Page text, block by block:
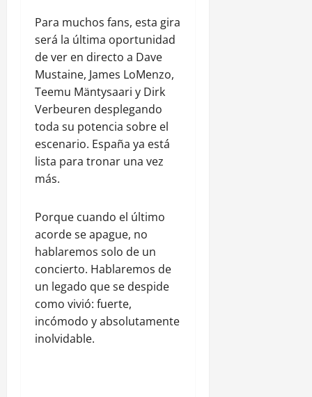
Para muchos fans, esta gira
será la última oportunidad
de ver en directo a Dave
Mustaine, James LoMenzo,
Teemu Mäntysaari y Dirk
Verbeuren desplegando
toda su potencia sobre el
escenario. España ya está
lista para tronar una vez
más.
Porque cuando el último
acorde se apague, no
hablaremos solo de un
concierto. Hablaremos de
un legado que se despide
como vivió: fuerte,
incómodo y absolutamente
inolvidable.